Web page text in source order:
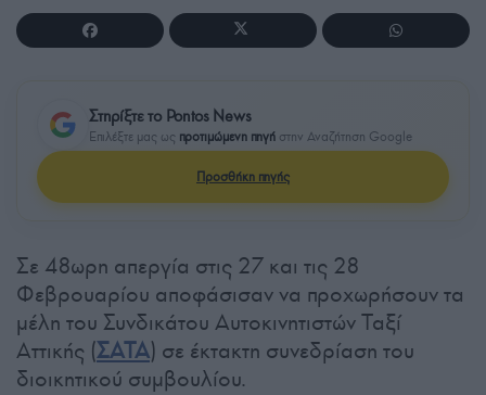
Στηρίξτε το Pontos News
Επιλέξτε μας ως προτιμώμενη πηγή στην Αναζήτηση Google
Προσθήκη πηγής
Σε 48ωρη απεργία στις 27 και τις 28
Φεβρουαρίου αποφάσισαν να προχωρήσουν τα
μέλη του Συνδικάτου Αυτοκινητιστών Ταξί
Αττικής (ΣΑΤΑ) σε έκτακτη συνεδρίαση του
διοικητικού συμβουλίου.